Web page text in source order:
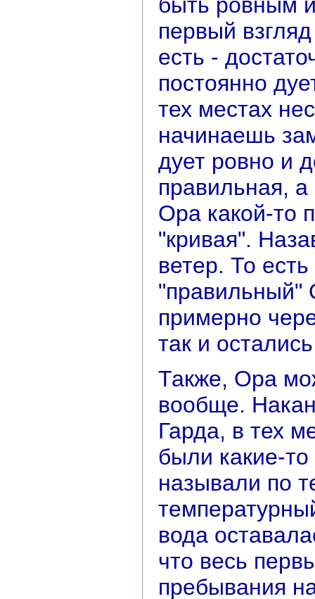
первый
есть -
постоянно
тех местах
начинаешь
дует ровно и
правильная,
Ора какой-то
"кривая".
ветер. То
"правильный"
примерно
так и
Также, Ора
вообще.
Гарда, в тех
были какие-то
называли по
вода
что весь
пребывания